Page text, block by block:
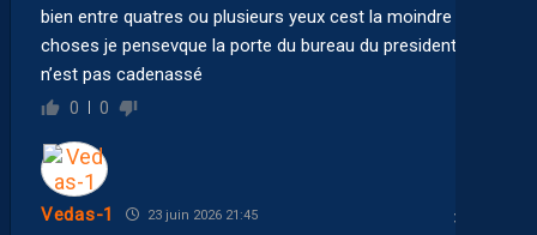
bien entre quatres ou plusieurs yeux cest la moindre des
choses je pensevque la porte du bureau du president
n’est pas cadenassé
0 0
Vedas-1 23 juin 2026 21:45